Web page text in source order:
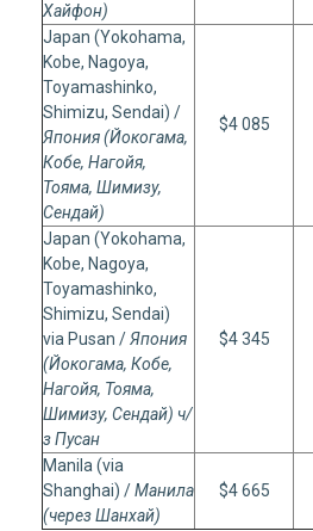
Хайфон)
Japan (Yokohama,
Kobe, Nagoya,
Toyamashinko,
Shimizu, Sendai) /
Япония (Йокогама,
Кобе, Нагойя,
Тояма, Шимизу,
Сендай)
$4 085
Japan (Yokohama,
Kobe, Nagoya,
Toyamashinko,
Shimizu, Sendai)
via Pusan /Япония
(Йокогама, Кобе,
Нагойя, Тояма,
Шимизу, Сендай) ч/
з Пусан
$4 345
Manila (via
Shanghai) /Манила
(через Шанхай)
$4 665